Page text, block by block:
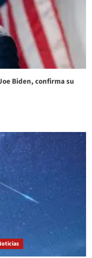
Biden, confirma su